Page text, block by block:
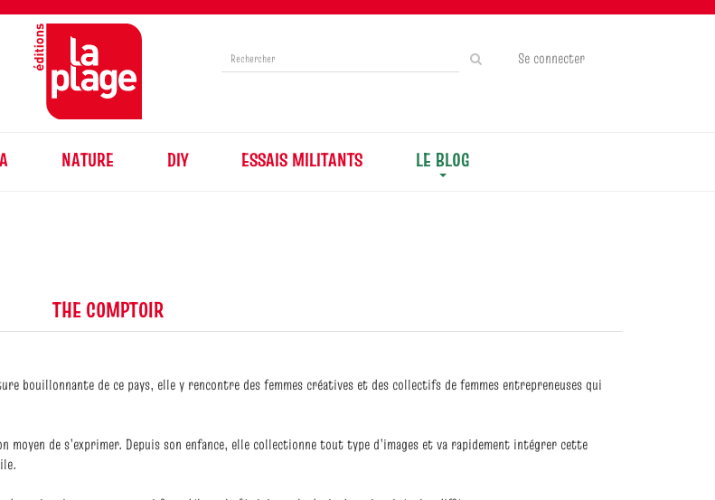
Se connecter
NATURE DIY ESSAIS MILITANTS LE BLOG
THE COMPTOIR
bouillonnante de ce pays, elle y rencontre des femmes créatives et des collectifs de femmes entrepreneuses qui
moyen de s’exprimer. Depuis son enfance, elle collectionne tout type d’images et va rapidement intégrer cette